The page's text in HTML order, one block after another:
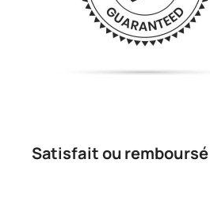
Satisfait ou remboursé